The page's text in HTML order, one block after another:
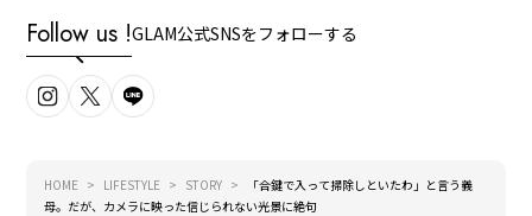
Follow us !GLAM公式SNSをフォローする
HOME LIFESTYLE STORY
「合鍵で入って掃除しといたわ」と言う義
母。だが、カメラに映った信じられない光景に絶句